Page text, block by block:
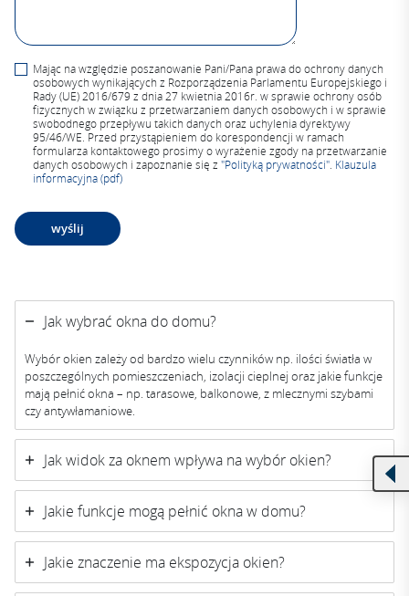
Mając na względzie poszanowanie Pani/Pana prawa do ochrony danych
osobowych wynikających z Rozporządzenia Parlamentu Europejskiego i
Rady (UE) 2016/679 z dnia 27 kwietnia 2016r. w sprawie ochrony osób
fizycznych w związku z przetwarzaniem danych osobowych i w sprawie
swobodnego przepływu takich danych oraz uchylenia dyrektywy
95/46/WE. Przed przystąpieniem do korespondencji w ramach
formularza kontaktowego prosimy o wyrażenie zgody na przetwarzanie
danych osobowych i zapoznanie się z "Polityką prywatności" Klauzula
informacyjna (pdf)
e
e
Jak wybrać okna do domu?
Wybór okien zależy od bardzo wielu czynników np. ilości światła w
poszczególnych pomieszczeniach, izolacji cieplnej oraz jakie funkcje
mają pełnić okna – np. tarasowe, balkonowe, z mlecznymi szybami
czy antywłamaniowe.
Jak widok za oknem wpływa na wybór okien?
Jakie funkcje mogą pełnić okna w domu?
Jakie znaczenie ma ekspozycja okien?